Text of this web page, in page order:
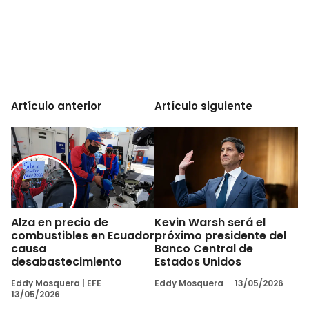
Artículo anterior
Alza en precio de
combustibles en Ecuador
causa
desabastecimiento
Eddy Mosquera
EFE
13/05/2026
Artículo siguiente
Kevin Warsh será el
próximo presidente del
Banco Central de
Estados Unidos
Eddy Mosquera 13/05/2026